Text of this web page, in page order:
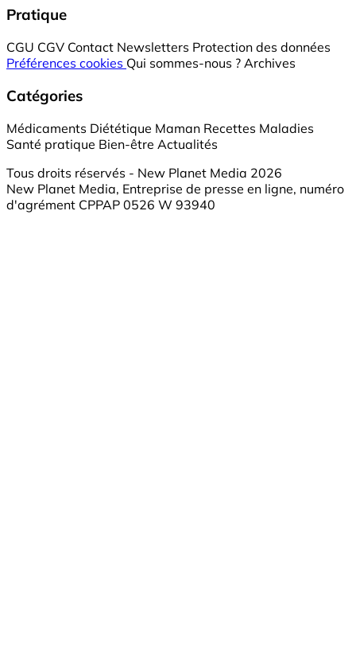
Pratique
CGU CGV Contact Newsletters Protection des données
Préférences cookies Qui sommes-nous ? Archives
Catégories
Médicaments Diététique Maman Recettes Maladies
Santé pratique Bien-être Actualités
Tous droits réservés - New Planet Media 2026
New Planet Media, Entreprise de presse en ligne, numéro
d'agrément CPPAP 0526 W 93940